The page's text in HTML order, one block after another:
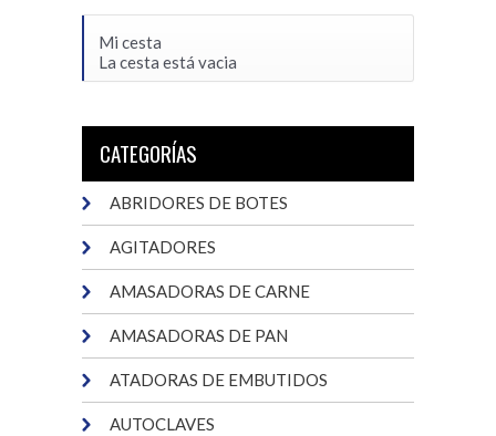
Mi cesta
La cesta está vacia
CATEGORÍAS
ABRIDORES DE BOTES
AGITADORES
AMASADORAS DE CARNE
AMASADORAS DE PAN
ATADORAS DE EMBUTIDOS
AUTOCLAVES